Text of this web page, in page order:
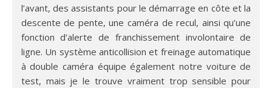
l’avant, des assistants pour le démarrage en côte et la
descente de pente, une caméra de recul, ainsi qu’une
fonction d’alerte de franchissement involontaire de
ligne. Un système anticollision et freinage automatique
à double caméra équipe également notre voiture de
test, mais je le trouve vraiment trop sensible pour